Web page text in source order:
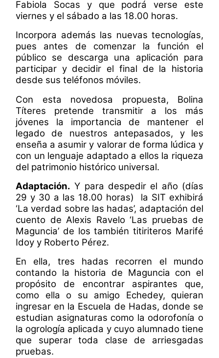
Fabiola Socas y que podrá verse este
viernes y el sábado a las 18.00 horas.
Incorpora además las nuevas tecnologías,
pues antes de comenzar la función el
público se descarga una aplicación para
participar y decidir el final de la historia
desde sus teléfonos móviles.
Con esta novedosa propuesta, Bolina
Títeres pretende transmitir a los más
jóvenes la importancia de mantener el
legado de nuestros antepasados, y les
enseña a asumir y valorar de forma lúdica y
con un lenguaje adaptado a ellos la riqueza
del patrimonio histórico universal.
Adaptación. Y para despedir el año (días
29 y 30 a las 18.00 horas) la SIT exhibirá
‘La verdad sobre las hadas’, adaptación del
cuento de Alexis Ravelo ‘Las pruebas de
Maguncia’ de los también titiriteros Marifé
Idoy y Roberto Pérez.
En ella, tres hadas recorren el mundo
contando la historia de Maguncia con el
propósito de encontrar aspirantes que,
como ella o su amigo Echedey, quieran
ingresar en la Escuela de Hadas, donde se
estudian asignaturas como la odorofonía o
la ogrología aplicada y cuyo alumnado tiene
que superar toda clase de arriesgadas
pruebas.